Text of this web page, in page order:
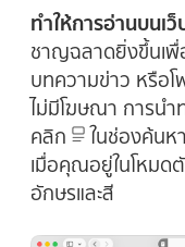
ทำให้การอ่านบนเ
ชาญฉลาดยิ่งขึ้นเพื่
บทความข่าว หรือ
ไม่มีโฆษณา การน
คลิก
ในช่องค้นห
เมื่อคุณอยู่ในโหมด
อักษรและสี